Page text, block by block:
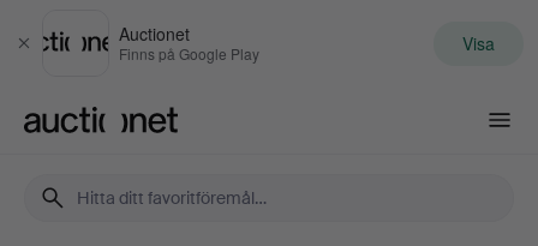
Stäng
Auctionet
Finns på Google Play Visa